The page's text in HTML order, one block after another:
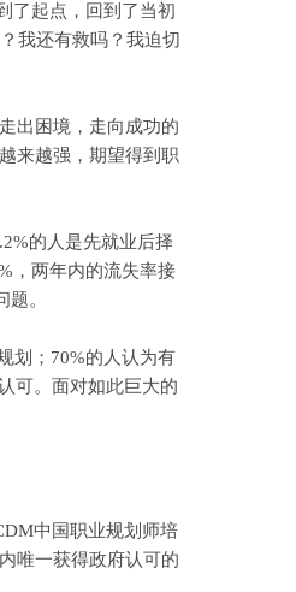
了起点，回到了当初
我还有救吗？我迫切
出困境，走向成功的
来越强，期望得到职
的人是先就业后择
，两年内的流失率接
。
划；70%的人认为有
可。面对如此巨大的
中国职业规划师培
唯一获得政府认可的